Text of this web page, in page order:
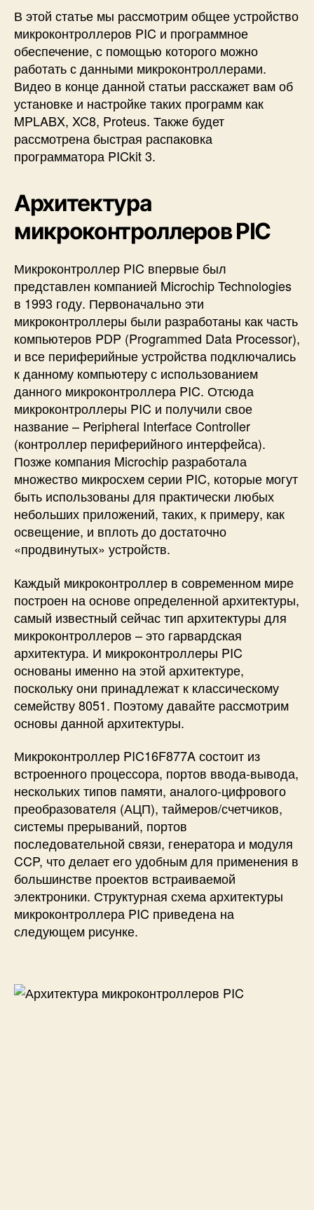
д
с
т
в
о
д
л
я
н
а
ю
щ
х
В этой статье мы рассмотрим общее устройство
микроконтроллеров PIC и программное
обеспечение, с помощью которого можно
работать с данными микроконтроллерами.
Видео в конце данной статьи расскажет вам об
установке и настройке таких программ как
MPLABX, XC8, Proteus. Также будет
рассмотрена быстрая распаковка
программатора PICkit 3.
Архитектура
микроконтроллеров PIC
Микроконтроллер PIC впервые был
представлен компанией Microchip Technologies
в 1993 году. Первоначально эти
микроконтроллеры были разработаны как часть
компьютеров PDP (Programmed Data Processor),
и все периферийные устройства подключались
к данному компьютеру с использованием
данного микроконтроллера PIC. Отсюда
микроконтроллеры PIC и получили свое
название – Peripheral Interface Controller
(контроллер периферийного интерфейса).
Позже компания Microchip разработала
множество микросхем серии PIC, которые могут
быть использованы для практически любых
небольших приложений, таких, к примеру, как
освещение, и вплоть до достаточно
«продвинутых» устройств.
Каждый микроконтроллер в современном мире
построен на основе определенной архитектуры,
самый известный сейчас тип архитектуры для
микроконтроллеров – это гарвардская
архитектура. И микроконтроллеры PIC
основаны именно на этой архитектуре,
поскольку они принадлежат к классическому
семейству 8051. Поэтому давайте рассмотрим
основы данной архитектуры.
Микроконтроллер PIC16F877A состоит из
встроенного процессора, портов ввода-вывода,
нескольких типов памяти, аналого-цифрового
преобразователя (АЦП), таймеров/счетчиков,
системы прерываний, портов
последовательной связи, генератора и модуля
CCP, что делает его удобным для применения в
большинстве проектов встраиваемой
электроники. Структурная схема архитектуры
микроконтроллера PIC приведена на
следующем рисунке.